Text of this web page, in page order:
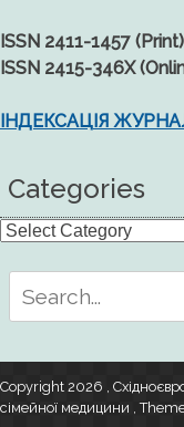
ISSN 2411-1457 (Print)
ISSN 2415-346X
ІНДЕКСАЦІЯ
Categories
Categories
for:
Copyright 2026 ,
сімейної медицини ,